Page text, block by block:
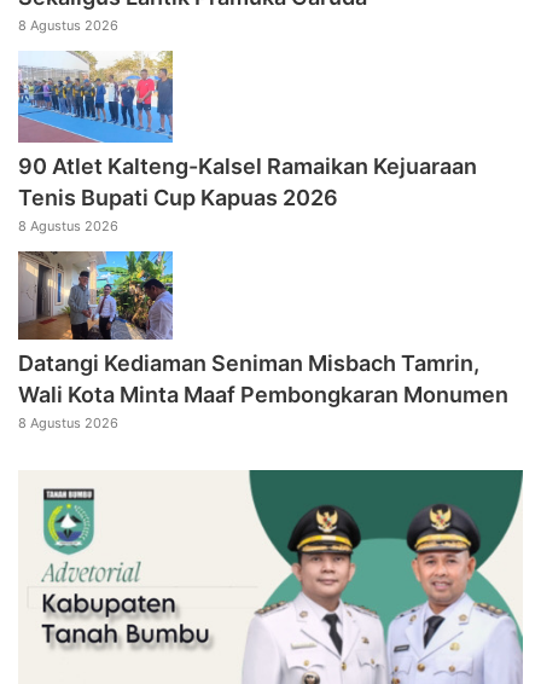
8 Agustus 2026
90 Atlet Kalteng-Kalsel Ramaikan Kejuaraan
Tenis Bupati Cup Kapuas 2026
8 Agustus 2026
Datangi Kediaman Seniman Misbach Tamrin,
Wali Kota Minta Maaf Pembongkaran Monumen
8 Agustus 2026